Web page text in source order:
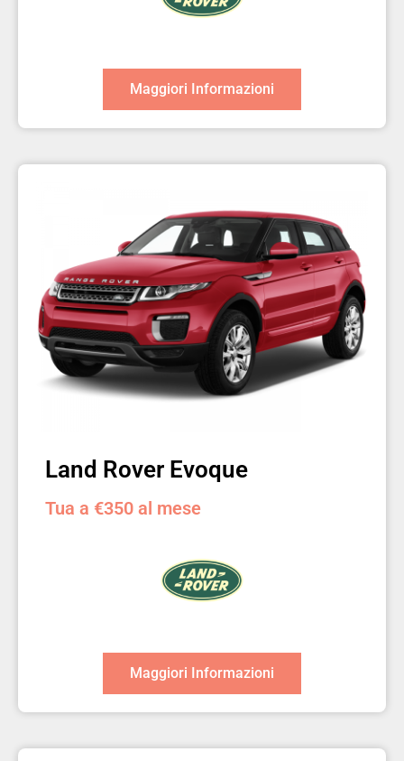
Maggiori Informazioni
Land Rover Evoque
Tua a €350 al mese
Maggiori Informazioni